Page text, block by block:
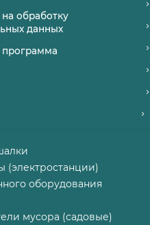
обработку
данных
программа
(электростанции)
оборудования
мусора (садовые)